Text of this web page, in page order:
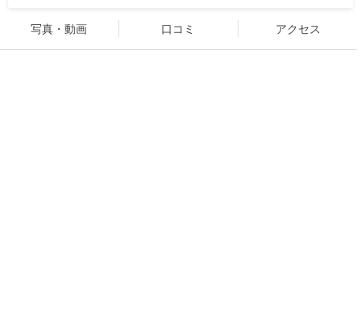
写真・動画 口コミ アクセス